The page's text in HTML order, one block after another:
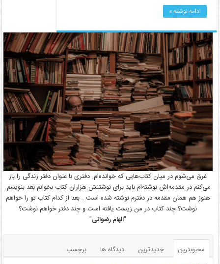
ادامه نوشته »
غرق می‌شوم در میان کتاب‌هایی که خوانده‌ام. دفتری با عنوان دفتر زندگی را باز
می‌کنم در مقدمه‌اش نوشته‌ام باید برای نوشتنش هزاران کتاب بخوانم بعد بنویسم.
هنوز هم همان مقدمه در دفترم نوشته شده است… بعد از کدام کتاب تو را خواهم
نوشت؟ چند کتاب در من زیست یافته است و چند دفتر خواهم نوشت؟
"الهام رضوانی"
محبوبترین جدیدترین دیدگاه ها
برچسب